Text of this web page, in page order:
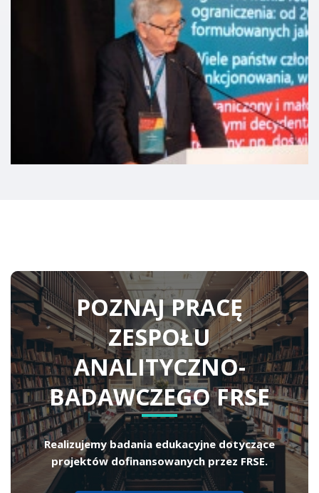
POZNAJ PRACĘ
ZESPOŁU
ANALITYCZNO-
BADAWCZEGO FRSE
Realizujemy badania edukacyjne dotyczące
projektów dofinansowanych przez FRSE.